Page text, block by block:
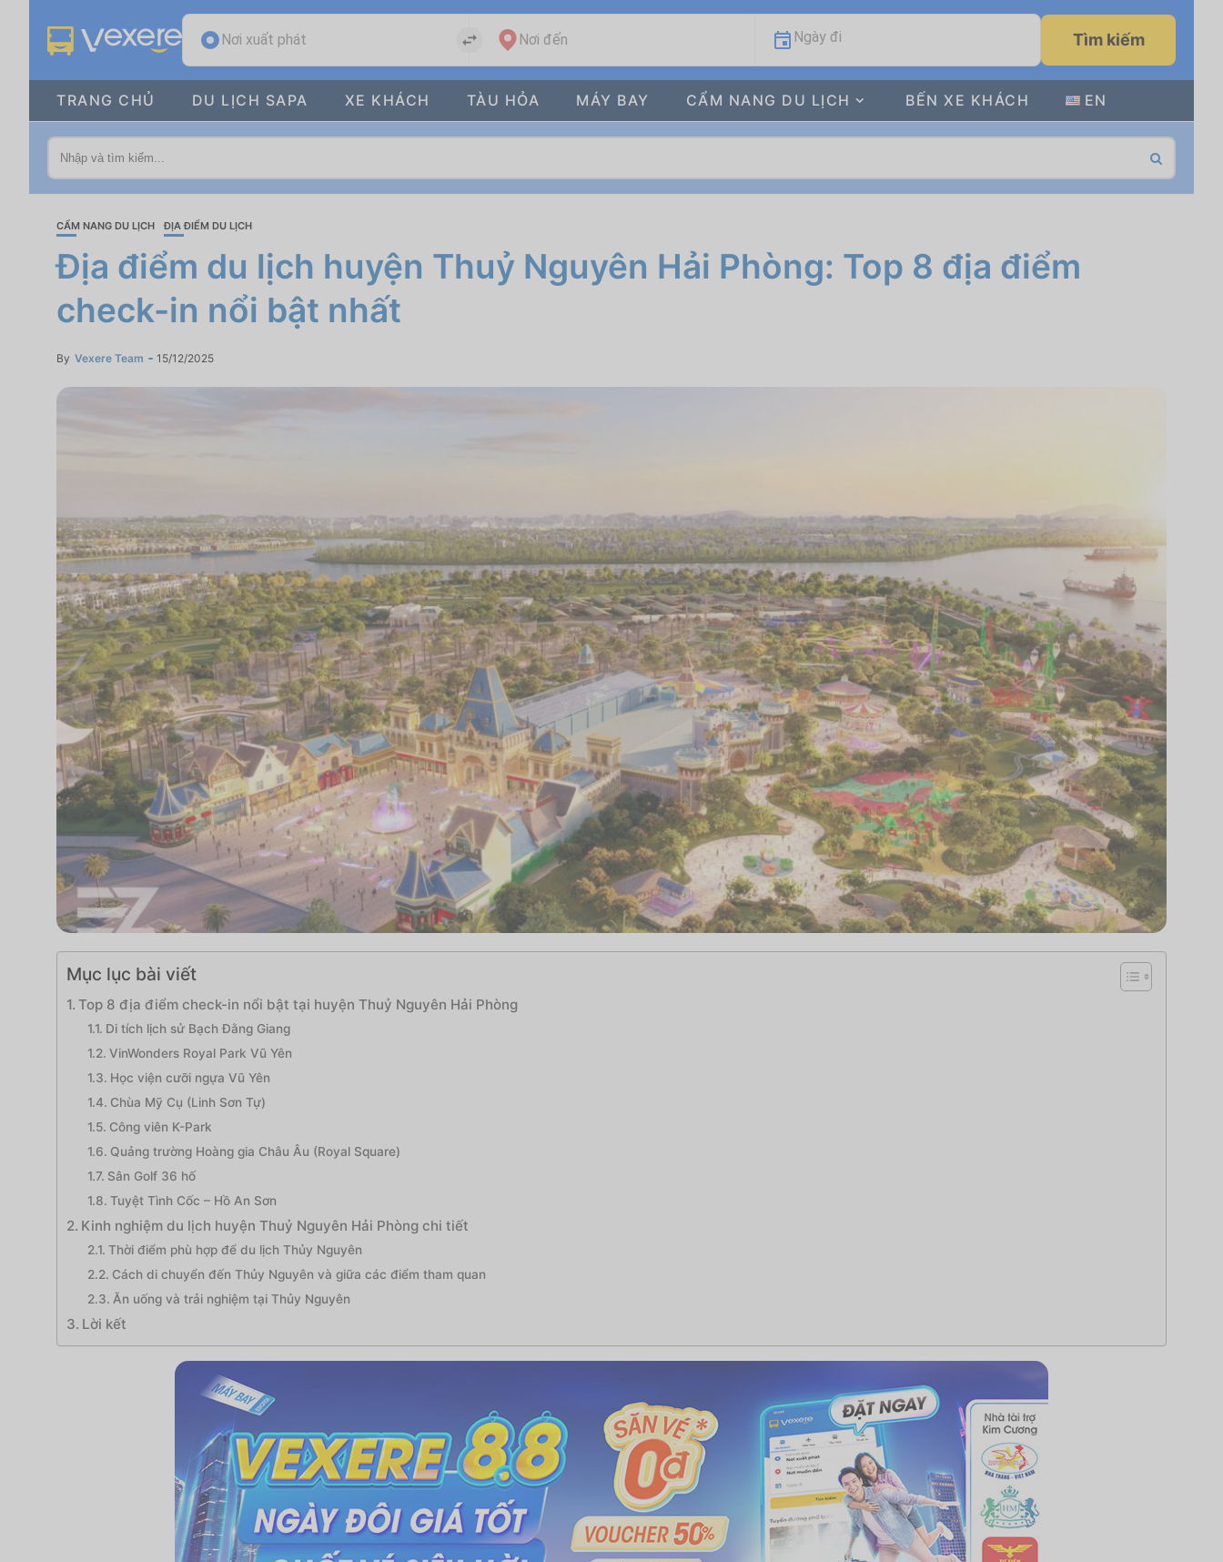
Nơi xuất phát Nơi đến Ngày đi Tìm kiếm
TRANG CHỦ DU LỊCH SAPA XE KHÁCH TÀU HỎA MÁY BAY CẨM NANG DU LỊCH BẾN XE KHÁCH EN
CẨM NANG DU LỊCH ĐỊA ĐIỂM DU LỊCH
Địa điểm du lịch huyện Thuỷ Nguyên Hải Phòng: Top 8 địa điểm
check-in nổi bật nhất
By Vexere Team 15/12/2025
Mục lục bài viết
Top 8 địa điểm check-in nổi bật tại huyện Thuỷ Nguyên Hải Phòng
Di tích lịch sử Bạch Đằng Giang
VinWonders Royal Park Vũ Yên
Học viện cưỡi ngựa Vũ Yên
Chùa Mỹ Cụ (Linh Sơn Tự)
Công viên K-Park
Quảng trường Hoàng gia Châu Âu (Royal Square)
Sân Golf 36 hố
Tuyệt Tình Cốc – Hồ An Sơn
Kinh nghiệm du lịch huyện Thuỷ Nguyên Hải Phòng chi tiết
Thời điểm phù hợp để du lịch Thủy Nguyên
Cách di chuyển đến Thủy Nguyên và giữa các điểm tham quan
Ăn uống và trải nghiệm tại Thủy Nguyên
Lời kết